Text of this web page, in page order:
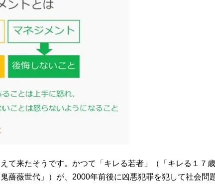
て来たそうです。かつて「キレる若者」（「キレる１７歳
薔薇世代」）が、2000年前後に凶悪犯罪を犯して社会問